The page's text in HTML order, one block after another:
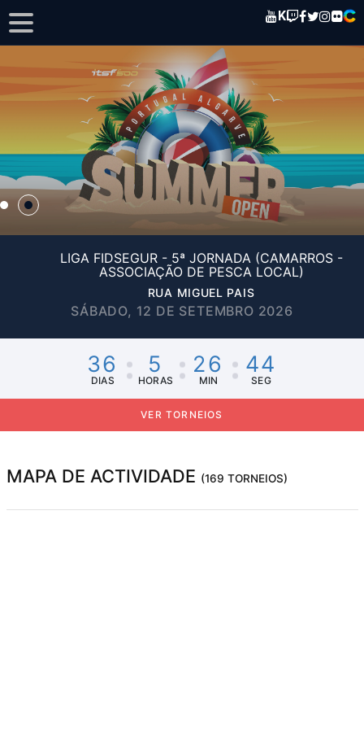
K
LIGA FIDSEGUR - 5ª JORNADA (CAMARROS -
ASSOCIAÇÃO DE PESCA LOCAL)
RUA MIGUEL PAIS
SÁBADO, 12 DE SETEMBRO 2026
36
DIAS
5
HORAS
26
MIN
44
SEG
VER TORNEIOS
MAPA DE ACTIVIDADE (169 TORNEIOS)